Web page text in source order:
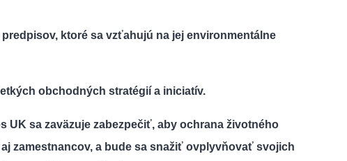
ktoré sa vzťahujú na jej environmentálne
obchodných stratégií a iniciatív.
sa zaväzuje zabezpečiť, aby ochrana životného
zamestnancov, a bude sa snažiť ovplyvňovať svojich